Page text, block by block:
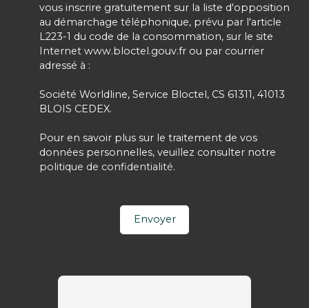
vous inscrire gratuitement sur la liste d'opposition
au démarchage téléphonique, prévu par l'article
L223-1 du code de la consommation, sur le site
Internet www.bloctel.gouv.fr ou par courrier
adressé à :
Société Worldline, Service Bloctel, CS 61311, 41013
BLOIS CEDEX.
Pour en savoir plus sur le traitement de vos
données personnelles, veuillez consulter notre
politique de confidentialité.
Envoyer